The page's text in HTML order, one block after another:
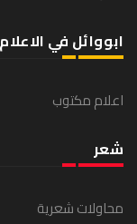
ابووائل في الاعلام
اعلام مكتوب
شعر
محاولات شعرية